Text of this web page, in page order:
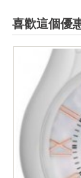
喜歡這個優